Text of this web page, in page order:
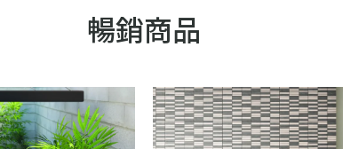
暢銷商品